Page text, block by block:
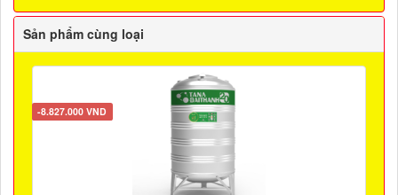
Sản phẩm cùng loại
-8.827.000 VND